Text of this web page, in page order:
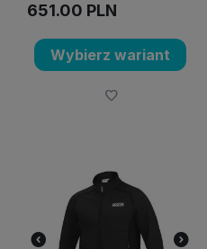
651.00 PLN
Wybierz wariant